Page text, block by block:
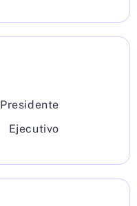
Presidente
Ejecutivo